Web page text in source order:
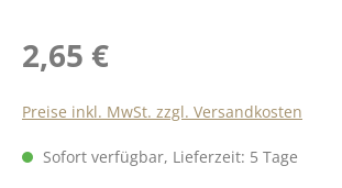
Regulärer Preis:
2,65 €
Preise inkl. MwSt. zzgl. Versandkosten
Sofort verfügbar, Lieferzeit: 5 Tage